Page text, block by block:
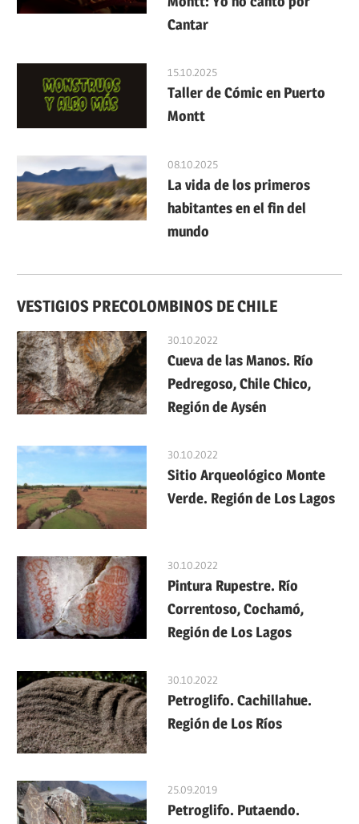
Cantar
15.10.2025
Taller de Cómic en Puerto
Montt
08.10.2025
La vida de los primeros
habitantes en el fin del
mundo
VESTIGIOS PRECOLOMBINOS DE CHILE
30.10.2022
Cueva de las Manos. Río
Pedregoso, Chile Chico,
Región de Aysén
30.10.2022
Sitio Arqueológico Monte
Verde. Región de Los Lagos
30.10.2022
Pintura Rupestre. Río
Correntoso, Cochamó,
Región de Los Lagos
30.10.2022
Petroglifo. Cachillahue.
Región de Los Ríos
25.09.2019
Petroglifo. Putaendo.